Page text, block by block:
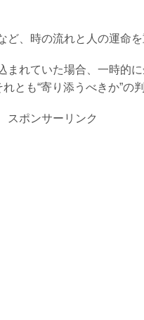
、時の流れと人の運命を
れていた場合、一時的
とも“寄り添うべきか”の
スポンサーリンク